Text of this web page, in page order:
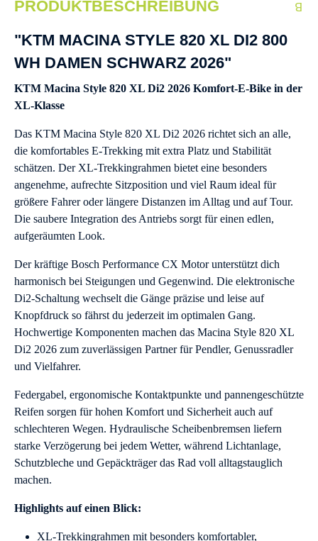
PRODUKTBESCHREIBUNG
"KTM MACINA STYLE 820 XL DI2 800
WH DAMEN SCHWARZ 2026"
KTM Macina Style 820 XL Di2 2026 Komfort-E-Bike in der
XL-Klasse
Das KTM Macina Style 820 XL Di2 2026 richtet sich an alle,
die komfortables E-Trekking mit extra Platz und Stabilität
schätzen. Der XL-Trekkingrahmen bietet eine besonders
angenehme, aufrechte Sitzposition und viel Raum ideal für
größere Fahrer oder längere Distanzen im Alltag und auf Tour.
Die saubere Integration des Antriebs sorgt für einen edlen,
aufgeräumten Look.
Der kräftige Bosch Performance CX Motor unterstützt dich
harmonisch bei Steigungen und Gegenwind. Die elektronische
Di2-Schaltung wechselt die Gänge präzise und leise auf
Knopfdruck so fährst du jederzeit im optimalen Gang.
Hochwertige Komponenten machen das Macina Style 820 XL
Di2 2026 zum zuverlässigen Partner für Pendler, Genussradler
und Vielfahrer.
Federgabel, ergonomische Kontaktpunkte und pannengeschützte
Reifen sorgen für hohen Komfort und Sicherheit auch auf
schlechteren Wegen. Hydraulische Scheibenbremsen liefern
starke Verzögerung bei jedem Wetter, während Lichtanlage,
Schutzbleche und Gepäckträger das Rad voll alltagstauglich
machen.
Highlights auf einen Blick:
XL-Trekkingrahmen mit besonders komfortabler,